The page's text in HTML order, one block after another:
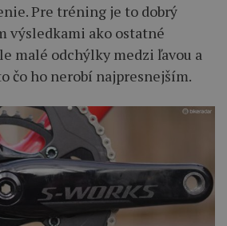
Pre tréning je to dobrý
výsledkami ako ostatné
malé odchýlky medzi ľavou a
čo ho nerobí najpresnejším.